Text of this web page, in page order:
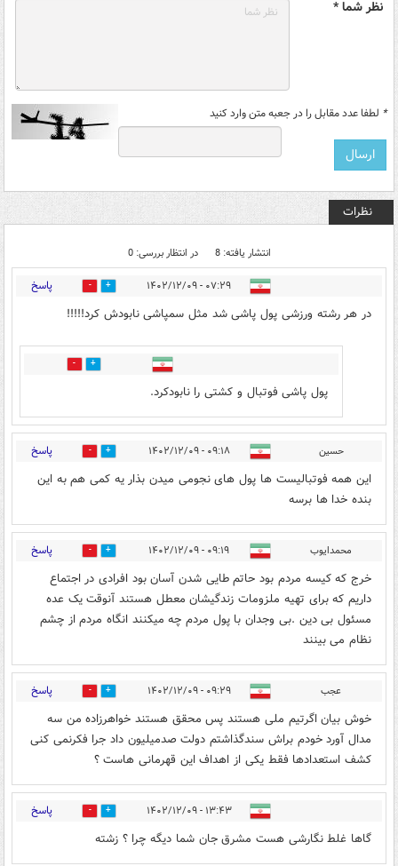
نظر شما *
* لطفا عدد مقابل را در جعبه متن وارد کنید
نظرات
انتشار یافته: 8 در انتظار بررسی: 0
۰۷:۲۹ - ۱۴۰۲/۱۲/۰۹ 6 پاسخ
در هر رشته ورزشی پول پاشی شد مثل سمپاشی نابودش کرد!!!!!
7
پول پاشی فوتبال و کشتی را نابودکرد.
حسین ۰۹:۱۸ - ۱۴۰۲/۱۲/۰۹ 2 پاسخ
این همه فوتبالیست ها پول های نجومی میدن بذار یه کمی هم به این
بنده خدا ها برسه
محمدایوب ۰۹:۱۹ - ۱۴۰۲/۱۲/۰۹ 10 پاسخ
خرج که کیسه مردم بود حاتم طایی شدن آسان بود افرادی در اجتماع
داریم که برای تهیه ملزومات زندگیشان معطل هستند آنوقت یک عده
مسئول بی دین .بی وجدان با پول مردم چه میکنند انگاه مردم از چشم
نظام می بینند
عجب ۰۹:۲۹ - ۱۴۰۲/۱۲/۰۹ 3 پاسخ
خوش بیان اگرتیم ملی هستند پس محقق هستند خواهرزاده من سه
مدال آورد خودم براش سندگذاشتم دولت صدمیلیون داد جرا فکرنمی کنی
کشف استعدادها فقط یکی از اهداف این قهرمانی هاست ؟
۱۳:۴۳ - ۱۴۰۲/۱۲/۰۹ 1 پاسخ
گاها غلط نگارشی هست مشرق جان شما دیگه چرا ؟ زشته